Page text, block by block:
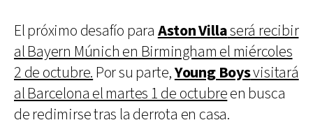
El próximo desafío para Aston Villaserá recibir
al Bayern Múnich en Birmingham el miércoles
2 de octubre. Por su parte,Young Boysvisitará
al Barcelona el martes 1 de octubreen busca
de redimirse tras la derrota en casa.